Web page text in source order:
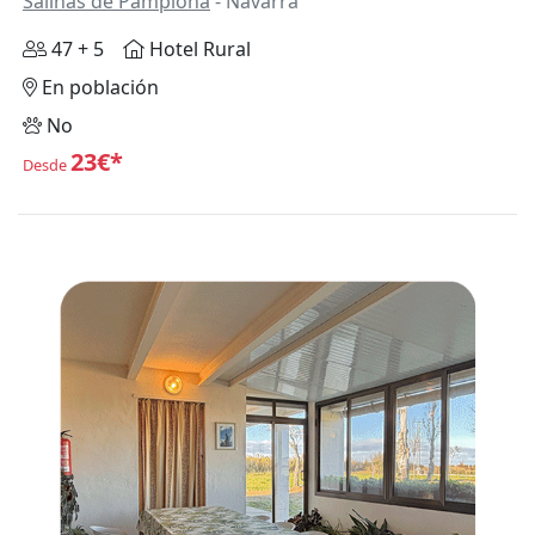
47 + 5
Hotel Rural
En población
No
Desde23€*